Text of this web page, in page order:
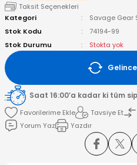
Taksit Seçenekleri
Kategori
Savage Gear
Stok Kodu
74194-99
Stok Durumu
Stokta yok
Saat 16:00’a kadar ki tüm
Tavsiye Et
Yorum Yaz
Yazdır
Kamışlar